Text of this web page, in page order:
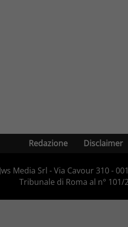
Redazione Disclaimer
Media Srl - Via Cavour 310 -
Tribunale di Roma al n° 101/